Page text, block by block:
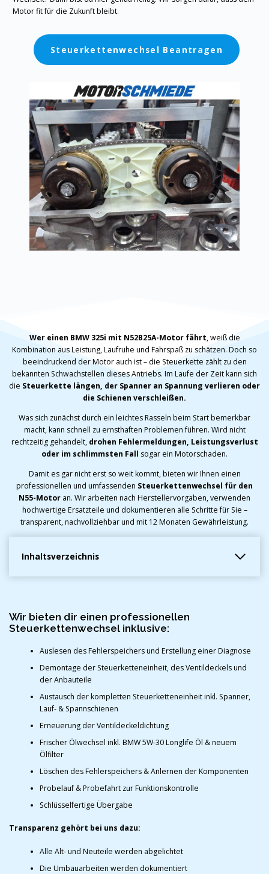
Motor fit für die Zukunft bleibt.
Steuerkettenwechsel Beantragen
Wer einen BMW 325i mit N52B25A-Motor fährt, weiß die
Kombination aus Leistung, Laufruhe und Fahrspaß zu schätzen. Doch so
beeindruckend der Motor auch ist – die Steuerkette zählt zu den
bekannten Schwachstellen dieses Antriebs. Im Laufe der Zeit kann sich
die Steuerkette längen, der Spanner an Spannung verlieren oder
die Schienen verschleißen.
Was sich zunächst durch ein leichtes Rasseln beim Start bemerkbar
macht, kann schnell zu ernsthaften Problemen führen. Wird nicht
rechtzeitig gehandelt, drohen Fehlermeldungen, Leistungsverlust
oder im schlimmsten Fall sogar ein Motorschaden.
Damit es gar nicht erst so weit kommt, bieten wir Ihnen einen
professionellen und umfassenden Steuerkettenwechsel für den
N55-Motor an. Wir arbeiten nach Herstellervorgaben, verwenden
hochwertige Ersatzteile und dokumentieren alle Schritte für Sie –
transparent, nachvollziehbar und mit 12 Monaten Gewährleistung.
Inhaltsverzeichnis
Wir bieten dir einen professionellen
Steuerkettenwechsel inklusive:
Auslesen des Fehlerspeichers und Erstellung einer Diagnose
Demontage der Steuerketteneinheit, des Ventildeckels und
der Anbauteile
Austausch der kompletten Steuerketteneinheit inkl. Spanner,
Lauf- & Spannschienen
Erneuerung der Ventildeckeldichtung
Frischer Ölwechsel inkl. BMW 5W-30 Longlife Öl & neuem
Ölfilter
Löschen des Fehlerspeichers & Anlernen der Komponenten
Probelauf & Probefahrt zur Funktionskontrolle
Schlüsselfertige Übergabe
Transparenz gehört bei uns dazu:
Alle Alt- und Neuteile werden abgelichtet
Die Umbauarbeiten werden dokumentiert